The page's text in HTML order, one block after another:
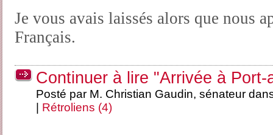
Je vous avais laissés alors que nous
Français.
Continuer à lire "Arrivée à Port-
Posté par M. Christian Gaudin, sénateur
Rétroliens (4)